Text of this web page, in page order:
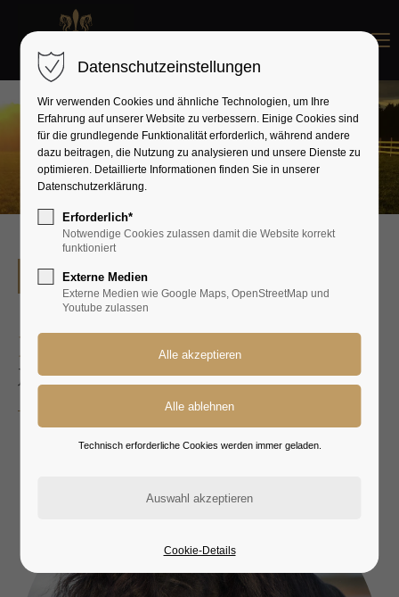
Zur Übersicht
Herkules
Jumper v.d. Kempershoeve
Datenschutzeinstellungen
Wir verwenden Cookies und ähnliche Technologien, um Ihre
Erfahrung auf unserer Website zu verbessern. Einige Cookies sind
für die grundlegende Funktionalität erforderlich, während andere
dazu beitragen, die Nutzung zu analysieren und unsere Dienste zu
optimieren. Detaillierte Informationen finden Sie in unserer
Datenschutzerklärung.
Erforderlich*
Notwendige Cookies zulassen damit die Website korrekt
funktioniert
Externe Medien
Externe Medien wie Google Maps, OpenStreetMap und
Youtube zulassen
Technisch erforderliche Cookies werden immer geladen.
Cookie-Details